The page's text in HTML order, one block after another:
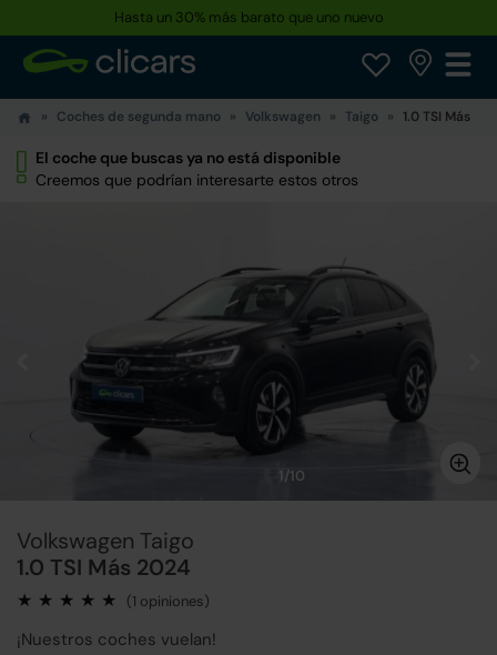
Hasta un 30% más barato que uno nuevo
Coches de segunda mano Volkswagen Taigo 1.0 TSI Más
El coche que buscas ya no está disponible
Creemos que podrían interesarte estos otros
1/10
Volkswagen Taigo
1.0 TSI Más 2024
(1 opiniones)
¡Nuestros coches vuelan!